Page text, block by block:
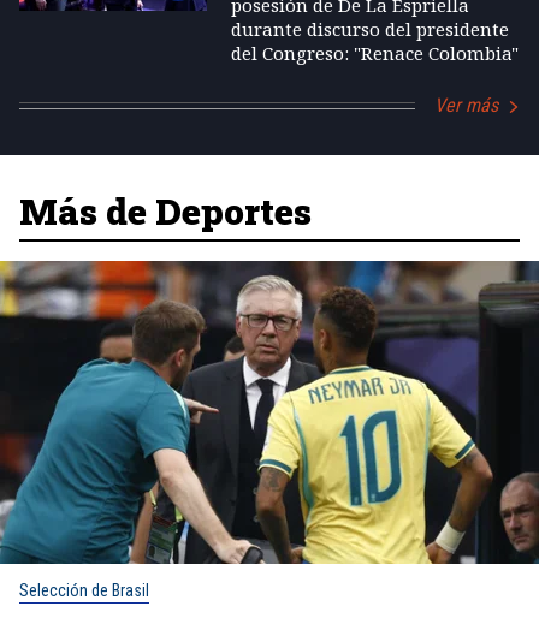
posesión de De La Espriella
durante discurso del presidente
del Congreso: "Renace Colombia"
Ver más
Más de Deportes
Selección de Brasil